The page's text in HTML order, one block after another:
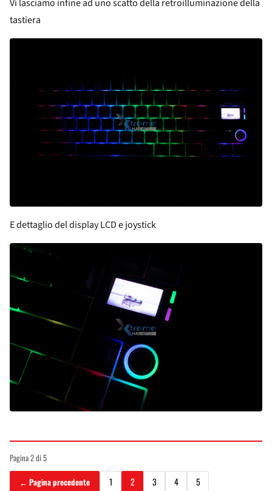
Vi lasciamo infine ad uno scatto della retroilluminazione della
tastiera
E dettaglio del display LCD e joystick
Pagina 2 di 5
← Pagina precedente
1 2 3 4 5